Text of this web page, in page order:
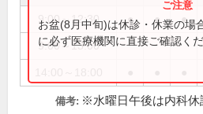
9:00～12:30 ● ● ●
9:00～13:00
お盆(8月中旬)は休診・休業の場
に必ず医療機関に直接ご確認くだ
備考: ※水曜日午後は内科休